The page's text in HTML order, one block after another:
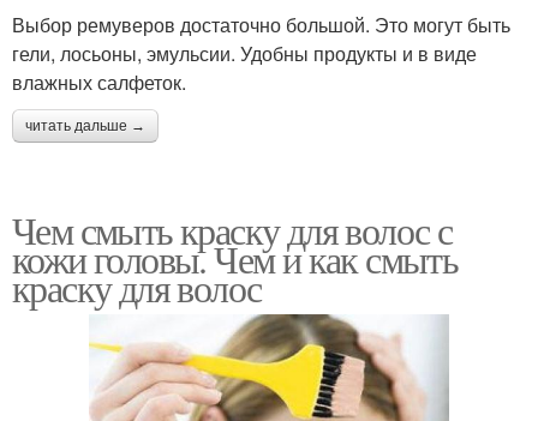
Выбор ремуверов достаточно большой. Это могут быть
гели, лосьоны, эмульсии. Удобны продукты и в виде
влажных салфеток.
читать дальше →
Чем смыть краску для волос с
кожи головы. Чем и как смыть
краску для волос